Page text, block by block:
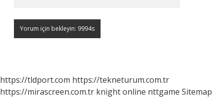
https://tldport.com https://tekneturum.com.tr
https://mirascreen.com.tr knight online nttgame Sitemap